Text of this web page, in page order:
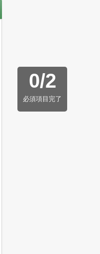
0/2
必須項目完了